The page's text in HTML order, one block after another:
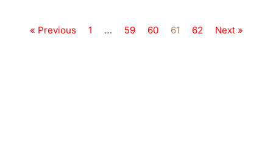
« Previous 1 … 59 60 61 62 Next »